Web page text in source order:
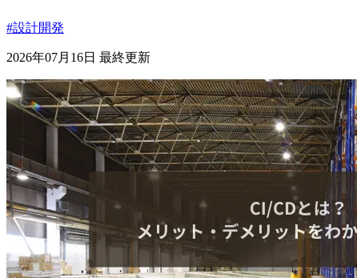
#設計開発
2026年07月16日 最終更新